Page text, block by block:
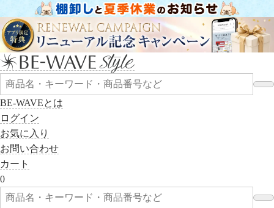
BE-WAVEとは
ログイン
お気に入り
お問い合わせ
カート
0